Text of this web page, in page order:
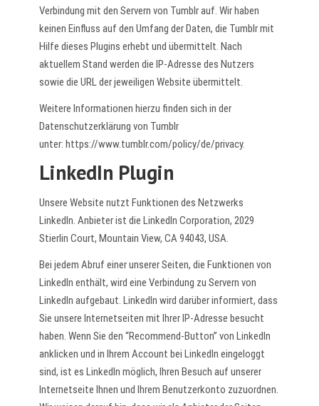
Verbindung mit den Servern von Tumblr auf. Wir haben
keinen Einfluss auf den Umfang der Daten, die Tumblr mit
Hilfe dieses Plugins erhebt und übermittelt. Nach
aktuellem Stand werden die IP-Adresse des Nutzers
sowie die URL der jeweiligen Website übermittelt.
Weitere Informationen hierzu finden sich in der
Datenschutzerklärung von Tumblr
unter: https://www.tumblr.com/policy/de/privacy.
LinkedIn Plugin
Unsere Website nutzt Funktionen des Netzwerks
LinkedIn. Anbieter ist die LinkedIn Corporation, 2029
Stierlin Court, Mountain View, CA 94043, USA.
Bei jedem Abruf einer unserer Seiten, die Funktionen von
LinkedIn enthält, wird eine Verbindung zu Servern von
LinkedIn aufgebaut. LinkedIn wird darüber informiert, dass
Sie unsere Internetseiten mit Ihrer IP-Adresse besucht
haben. Wenn Sie den “Recommend-Button” von LinkedIn
anklicken und in Ihrem Account bei LinkedIn eingeloggt
sind, ist es LinkedIn möglich, Ihren Besuch auf unserer
Internetseite Ihnen und Ihrem Benutzerkonto zuzuordnen.